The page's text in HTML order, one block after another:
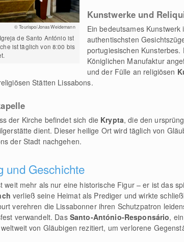
© Tourispo/Jonas Weidemann
de Santo António ist
ist täglich von 8:00 bis
Kunstwerke und
Ein bedeutsames Kunstwerk
authentischsten
portugiesischen
Königlichen Manufaktur
und der Fülle an religiösen
Stätten Lissabons.
der Kirche befindet sich die Krypta, die den
dient. Dieser heilige Ort wird täglich von
der Stadt nachgehen.
und Geschichte
weit mehr als nur eine historische Figur – er ist das
verließ seine Heimat als Prediger und wirkte
verehren die Lissabonner ihren Schutzpatron
verwandelt. DasSanto-António-Responsário,
von Gläubigen rezitiert, um verlorene